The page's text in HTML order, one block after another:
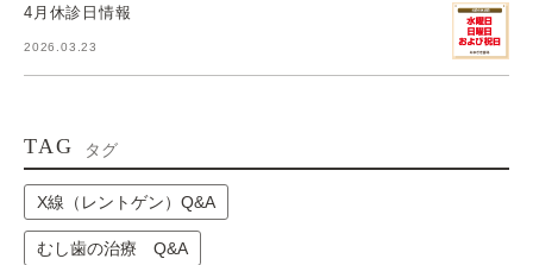
4月休診日情報
2026.03.23
TAG タグ
X線（レントゲン）Q&A
むし歯の治療 Q&A